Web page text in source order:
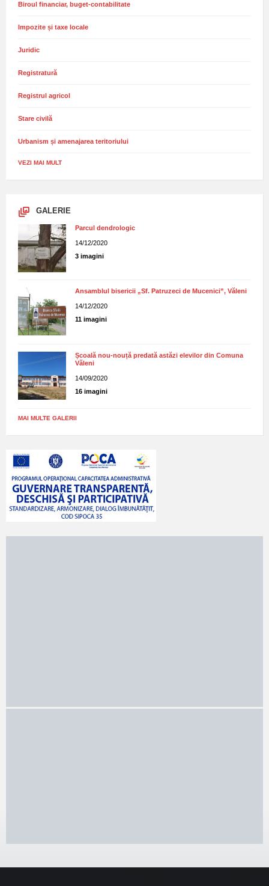
Biroul financiar, buget-contabilitate
Impozite și taxe locale
Juridic
Registratură
Registrul agricol
Stare civilă
Urbanism și amenajarea teritoriului
VEZI MAI MULT
GALERIE
Parcul dendrologic
14/12/2020
3 imagini
Ansamblul bisericii „Sf. Patruzeci de Mucenici”, Văleni
14/12/2020
11 imagini
Școală nou-nouță predată astăzi elevilor din Comuna
Văleni
14/09/2020
16 imagini
MAI MULTE GALERII